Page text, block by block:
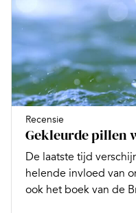
Recensie
Gekleurde pillen
De laatste tijd
helende invloed van
ook het boek van de